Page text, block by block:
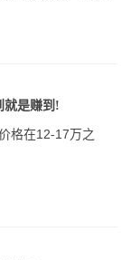
就是赚到!
格在12-17万之